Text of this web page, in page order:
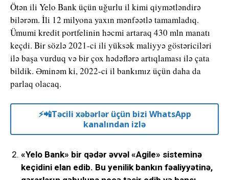
Ötən ili Yelo Bank üçün uğurlu il kimi qiymətləndirə
bilərəm. İli 12 milyona yaxın mənfəətlə tamamladıq.
Ümumi kredit portfelinin həcmi artaraq 430 mln manatı
keçdi. Bir sözlə 2021-ci ili yüksək maliyyə göstəriciləri
ilə başa vurduq və bir çox hədəflərə artıqlaması ilə çata
bildik. Əminəm ki, 2022-ci il bankımız üçün daha da
parlaq olacaq.
⚡️📲Təcili xəbərlər üçün bizi WhatsApp
kanalından izlə
«Yelo Bank» bir qədər əvvəl «Agile» sisteminə
keçidini elan edib. Bu yenilik bankın fəaliyyətinə,